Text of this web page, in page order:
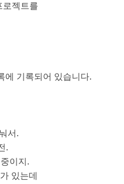
로젝트를
에 기록되어 있습니다.
서.
.
이지.
있는데